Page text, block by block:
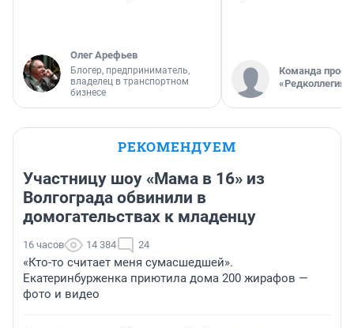
Олег Арефьев
Блогер, предприниматель,
владелец в транспортном
бизнесе
Команда
«Редколлегия»
РЕКОМЕНДУЕМ
Участницу шоу «Мама в 16» из
Волгограда обвинили в
домогательствах к младенцу
16 часов 14 384 24
«Кто-то считает меня сумасшедшей».
Екатеринбурженка приютила дома 200 жирафов —
фото и видео